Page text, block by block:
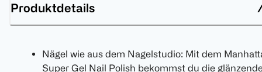
Produktdetails
Nägel wie aus dem Nagelstudio: Mit dem
Super Gel Nail Polish bekommst du die